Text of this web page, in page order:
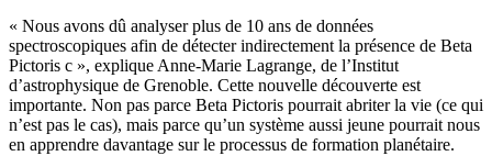
« Nous avons dû analyser plus de 10 ans de données
spectroscopiques afin de détecter indirectement la présence de Beta
Pictoris c », explique Anne-Marie Lagrange, de l’Institut
d’astrophysique de Grenoble. Cette nouvelle découverte est
importante. Non pas parce Beta Pictoris pourrait abriter la vie (ce qui
n’est pas le cas), mais parce qu’un système aussi jeune pourrait nous
en apprendre davantage sur le processus de formation planétaire.